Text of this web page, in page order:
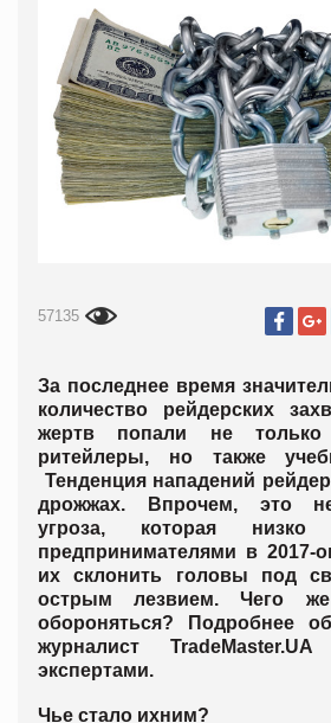
57135
За последнее время
количество рейдерских
жертв попали не только
ритейлеры, но также
Тенденция нападений
дрожжах. Впрочем, это
угроза, которая
предпринимателями в 2017-
их склонить головы под
острым лезвием. Чего
обороняться? Подробнее
журналист
экспертами.
Чье стало ихним?